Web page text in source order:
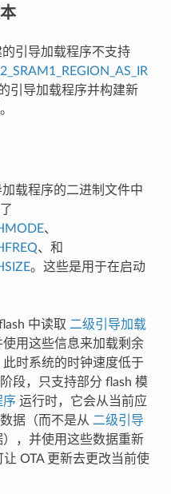
的引导加载程序不支持
引导加载程序并构建新
载程序的二进制文件中
、
、和
。这些是用于在启动
中读取 二级引导加载
用这些信息来加载剩余
此时系统的时钟速度低于
段，只支持部分 flash 模
序 运行时，它会从当前应
据（而不是从 二级引导
，并使用这些数据重新
OTA 更新去更改当前使